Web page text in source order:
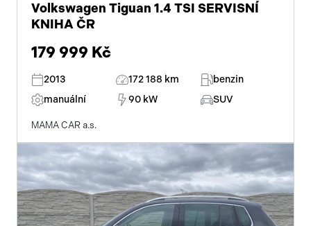
Volkswagen Tiguan 1.4 TSI SERVISNÍ
KNIHA ČR
179 999 Kč
2013 172 188 km
benzin
manuální
90 kW SUV
MAMA CAR a.s.